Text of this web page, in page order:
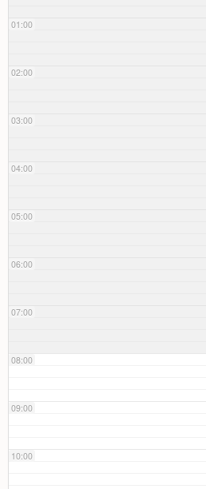
01:00
02:00
03:00
04:00
05:00
06:00
07:00
08:00
09:00
10:00